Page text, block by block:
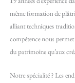
même formation de
alliant techniques
compétence nous
du patrimoine qu’aux
Notre spécialité ? Les